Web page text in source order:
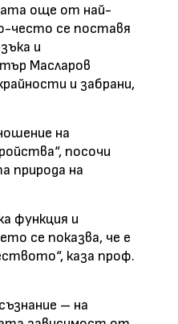
още от най-
често се поставя
и
Масларов
и забрани,
на
посочи
природа на
функция и
се показва, че е
каза проф.
– на